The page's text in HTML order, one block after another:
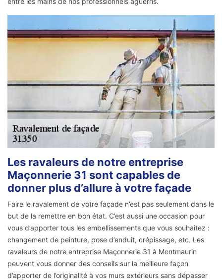
Les ravaleurs de notre entreprise
Maçonnerie 31 sont capables de
donner plus d’allure à votre façade
Faire le ravalement de votre façade n’est pas seulement dans le
but de la remettre en bon état. C’est aussi une occasion pour
vous d’apporter tous les embellissements que vous souhaitez :
changement de peinture, pose d’enduit, crépissage, etc. Les
ravaleurs de notre entreprise Maçonnerie 31 à Montmaurin
peuvent vous donner des conseils sur la meilleure façon
d’apporter de l’originalité à vos murs extérieurs sans dépasser